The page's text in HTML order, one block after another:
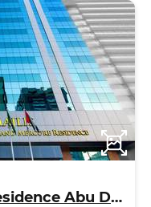
Majlis Grand Mercure Residence Abu Dhabi 5*